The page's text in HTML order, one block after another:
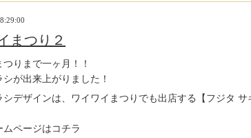
まつり２
つりまで一ヶ月！！
が出来上がりました！
シデザインは、ワイワイまつりでも出店する【フジタ
ムページはコチラ